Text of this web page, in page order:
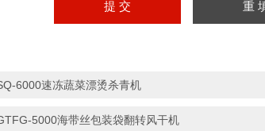
6000速冻蔬菜漂烫杀青机
5000海带丝包装袋翻转风干机